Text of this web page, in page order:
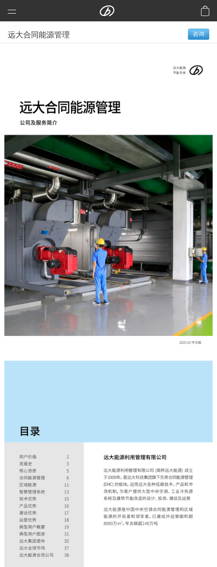
远大科技集团
芯板材料
中央空调
洁净空气
合同能源管理
建筑节能改造
再生资源
加入远大
English
远大合同能源管理 咨询